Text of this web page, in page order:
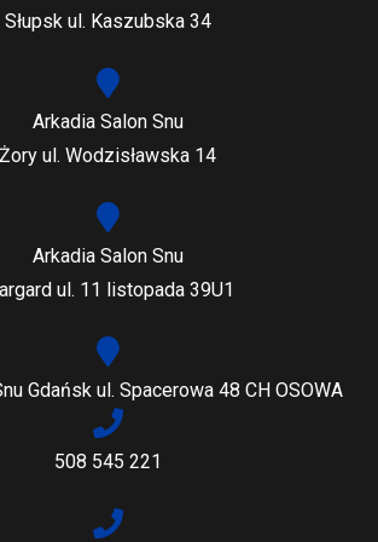
Słupsk ul. Kaszubska 34
Arkadia Salon Snu
Żory ul. Wodzisławska 14
Arkadia Salon Snu
ul. 11 listopada 39U1
Gdańsk ul. Spacerowa 48 CH OSOWA
508 545 221